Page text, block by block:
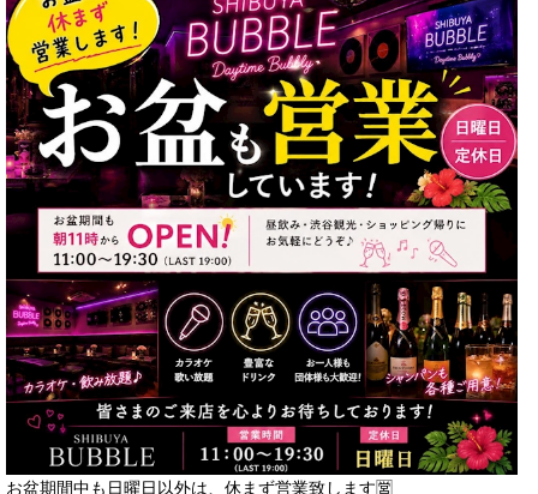
お盆期間中も日曜日以外は、休まず営業致します🈺